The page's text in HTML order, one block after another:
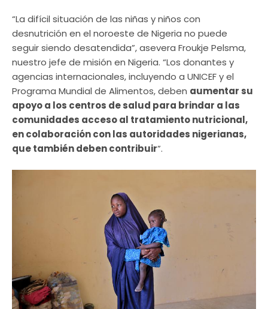
“La difícil situación de las niñas y niños con
desnutrición en el noroeste de Nigeria no puede
seguir siendo desatendida”, asevera Froukje Pelsma,
nuestro jefe de misión en Nigeria. “Los donantes y
agencias internacionales, incluyendo a UNICEF y el
Programa Mundial de Alimentos, deben aumentar su
apoyo a los centros de salud para brindar a las
comunidades acceso al tratamiento nutricional,
en colaboración con las autoridades nigerianas,
que también deben contribuir”.